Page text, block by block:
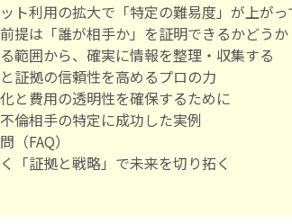
ト利用の拡大で「特定の難易度」が上がっ
提は「誰が相手か」を証明できるかどうか
範囲から、確実に情報を整理・収集する
証拠の信頼性を高めるプロの力
と費用の透明性を確保するために
倫相手の特定に成功した実例
（FAQ）
「証拠と戦略」で未来を切り拓く